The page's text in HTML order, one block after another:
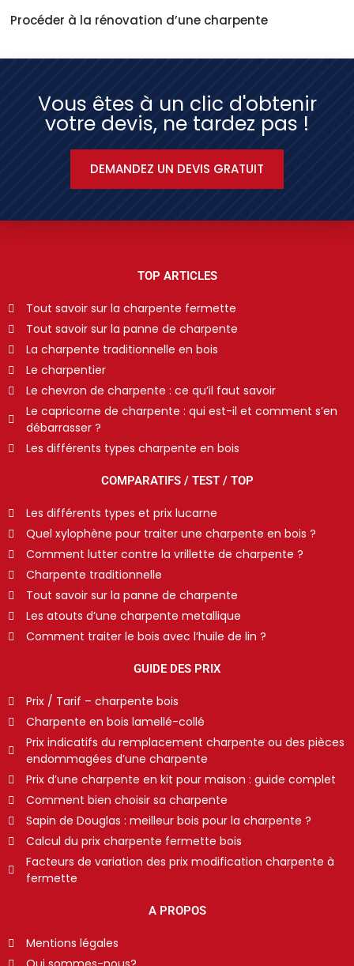
Procéder à la rénovation d’une charpente
Vous êtes à un clic d'obtenir
votre devis, ne tardez pas !
DEMANDEZ UN DEVIS GRATUIT
TOP ARTICLES
Tout savoir sur la charpente fermette
Tout savoir sur la panne de charpente
La charpente traditionnelle en bois
Le charpentier
Le chevron de charpente : ce qu’il faut savoir
Le capricorne de charpente : qui est-il et comment s’en
débarrasser ?
Les différents types charpente en bois
COMPARATIFS / TEST / TOP
Les différents types et prix lucarne
Quel xylophène pour traiter une charpente en bois ?
Comment lutter contre la vrillette de charpente ?
Charpente traditionnelle
Tout savoir sur la panne de charpente
Les atouts d’une charpente metallique
Comment traiter le bois avec l’huile de lin ?
GUIDE DES PRIX
Prix / Tarif – charpente bois
Charpente en bois lamellé-collé
Prix indicatifs du remplacement charpente ou des pièces
endommagées d’une charpente
Prix d’une charpente en kit pour maison : guide complet
Comment bien choisir sa charpente
Sapin de Douglas : meilleur bois pour la charpente ?
Calcul du prix charpente fermette bois
Facteurs de variation des prix modification charpente à
fermette
A PROPOS
Mentions légales